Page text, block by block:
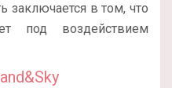
заключается в том, что
под воздействием